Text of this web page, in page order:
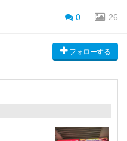
0 26
フォローする